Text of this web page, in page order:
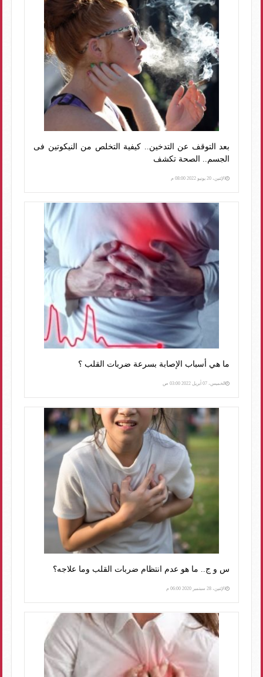
بعد التوقف عن التدخين.. كيفية التخلص من النيكوتين فى
الجسم.. الصحة تكشف
الإثنين، 20 يونيو 2022 08:00 م
ما هي أسباب الإصابة بسرعة ضربات القلب ؟
الخميس، 07 أبريل 2022 03:00 ص
س و ج.. ما هو عدم انتظام ضربات القلب وما علاجه؟
الإثنين، 28 سبتمبر 2020 06:00 م